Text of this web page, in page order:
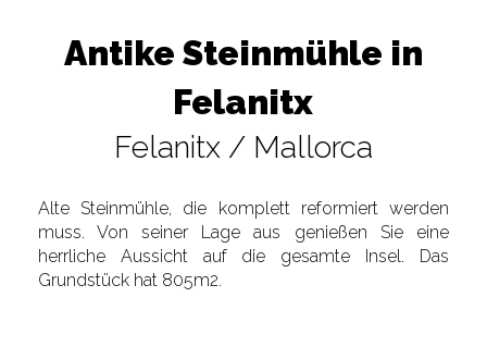
Antike Steinmühle in
Felanitx
Felanitx / Mallorca
Alte Steinmühle, die komplett reformiert werden
muss. Von seiner Lage aus genießen Sie eine
herrliche Aussicht auf die gesamte Insel. Das
Grundstück hat 805m2.